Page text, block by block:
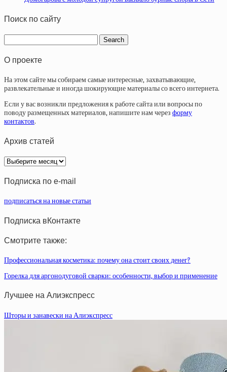
Поиск по сайту
О проекте
На этом сайте мы собираем самые интересные, захватывающие,
развлекательные и иногда шокирующие материалы со всего интернета.
Если у вас возникли предложения к работе сайта или вопросы по
поводу размещенных материалов, напишите нам через форму
контактов.
Архив статей
Архив
статей
Подписка по e-mail
подписаться на новые статьи
Подписка вКонтакте
Смотрите также:
Профессиональная косметика: почему она стоит своих денег?
Горелка для аргонодуговой сварки: особенности, выбор и применение
Лучшее на Алиэкспресс
Шторы и занавески на Алиэкспресс